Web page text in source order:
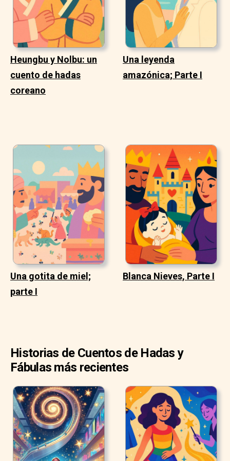
Heungbu y Nolbu: un
cuento de hadas
coreano
Una leyenda
amazónica; Parte I
Una gotita de miel;
parte I
Blanca Nieves, Parte I
Historias de Cuentos de Hadas y
Fábulas más recientes